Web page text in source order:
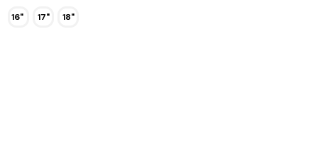
16" 17" 18"